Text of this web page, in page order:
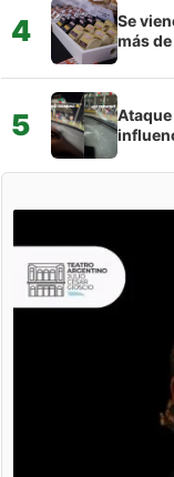
4
Se
más
5